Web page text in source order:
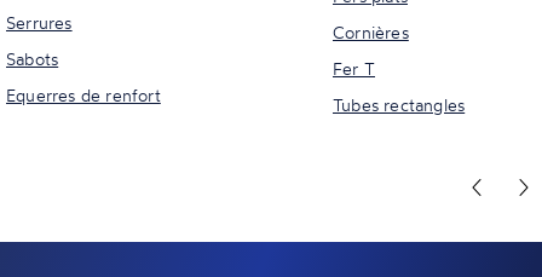
Serrures
Sabots
Equerres de renfort
Cornières
Fer T
Tubes rectangles